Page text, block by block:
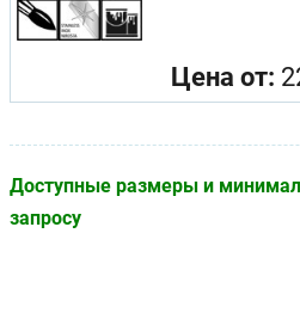
Цена от:
Доступные размеры и
запросу